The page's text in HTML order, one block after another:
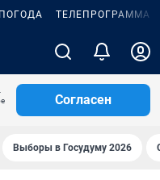
ПОГОДА ТЕЛЕПРОГРАММА
Согласен
Выборы в Госудуму 2026